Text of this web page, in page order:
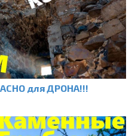
для ДРОНА!!!